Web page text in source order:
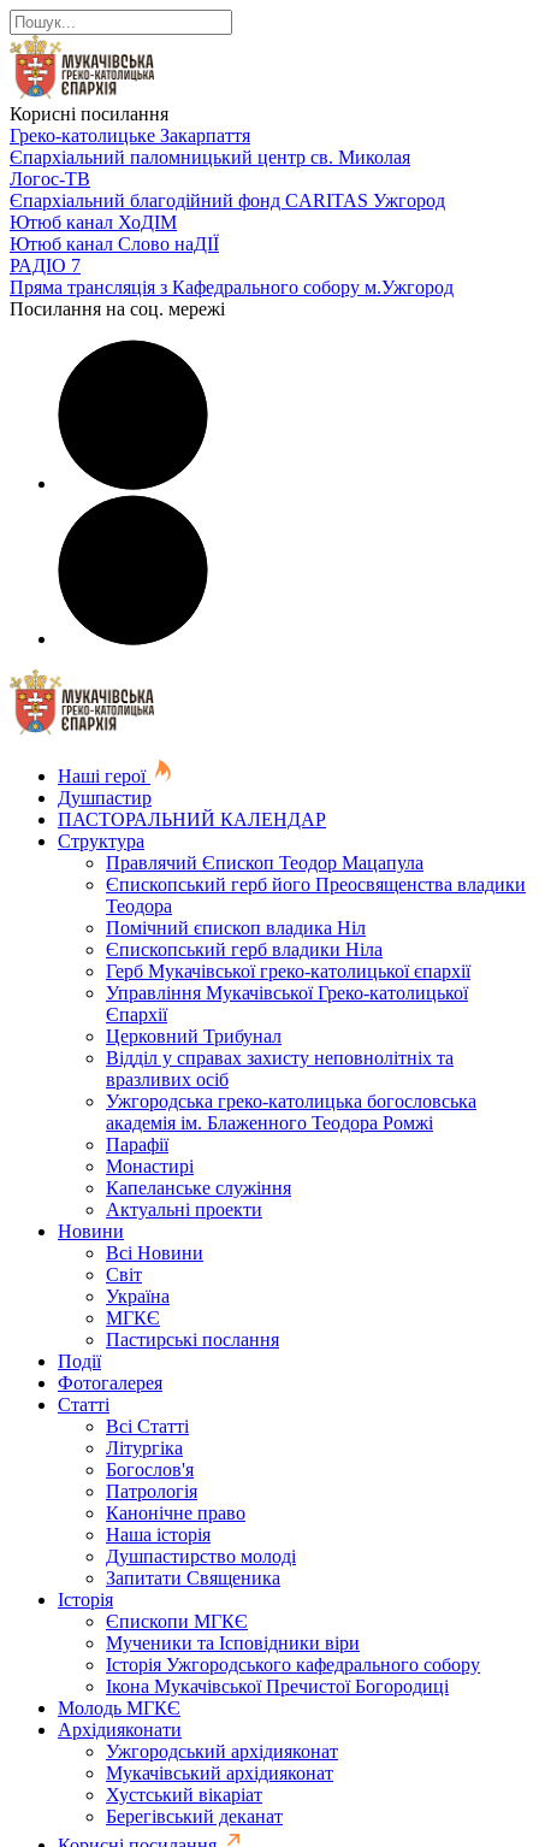
Корисні посилання
Греко-католицьке Закарпаття
Єпархіальний паломницький центр св. Миколая
Логос-ТВ
Єпархіальний благодійний фонд CARITAS Ужгород
Ютюб канал ХоДІМ
Ютюб канал Слово наДІЇ
РАДІО 7
Пряма трансляція з Кафедрального собору м.Ужгород
Посилання на соц. мережі
Наші герої
Душпастир
ПАСТОРАЛЬНИЙ КАЛЕНДАР
Структура
Правлячий Єпископ Теодор Мацапула
Єпископський герб його Преосвященства владики
Теодора
Помічний єпископ владика Ніл
Єпископський герб владики Ніла
Герб Мукачівської греко-католицької єпархії
Управління Мукачівської Греко-католицької
Єпархії
Церковний Трибунал
Відділ у справах захисту неповнолітніх та
вразливих осіб
Ужгородська греко-католицька богословська
академія ім. Блаженного Теодора Ромжі
Парафії
Монастирі
Капеланське служіння
Актуальні проекти
Новини
Всі Новини
Світ
Україна
МГКЄ
Пастирські послання
Події
Фотогалерея
Статті
Всі Статті
Літургіка
Богослов'я
Патрологія
Канонічне право
Наша історія
Душпастирство молоді
Запитати Священика
Історія
Єпископи МГКЄ
Мученики та Ісповідники віри
Історія Ужгородського кафедрального собору
Ікона Мукачівської Пречистої Богородиці
Молодь МГКЄ
Архідияконати
Ужгородський архідияконат
Мукачівський архідияконат
Хустський вікаріат
Берегівський деканат